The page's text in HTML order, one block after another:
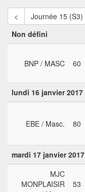
< Journée 15 (S3)
Non défini
BNP / MASC 60
lundi 16 janvier 2017
EBE / Masc. 80
mardi 17 janvier 2017
MJC
MONPLAISIR
53